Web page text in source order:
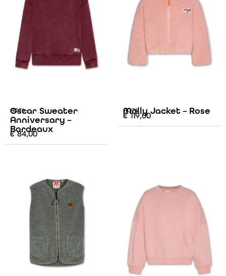
AO76
Oscar Sweater
Anniversary –
Bordeaux
€84,00
AO76
Molly Jacket – Rose
€119,00